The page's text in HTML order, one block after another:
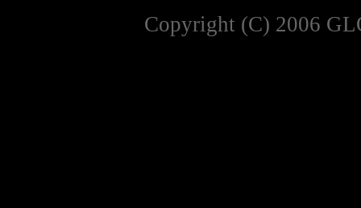
Copyright (C) 2006